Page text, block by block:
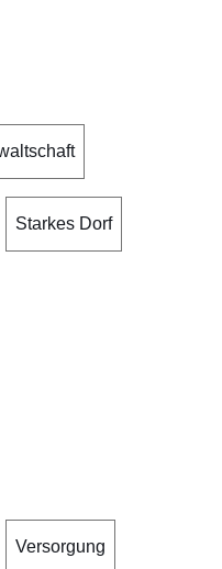
Starkes Dorf
Versorgung